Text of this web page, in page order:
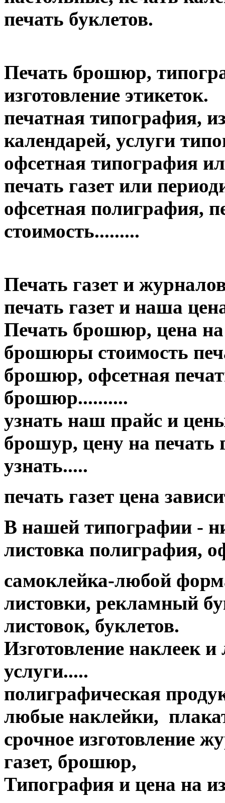
печать буклетов.
Печать брошюр,
изготовление этикеток.
печатная типография,
календарей, услуги
офсетная типография
печать газет или
офсетная полиграфия,
стоимость.........
Печать газет и
печать газет и наша
Печать брошюр, цена
брошюры стоимость
брошюр, офсетная
брошюр..........
узнать наш прайс и
брошур, цену на печать
узнать.....
печать газет цена
В нашей типографии -
листовка полиграфия,
самоклейка-любой
листовки, рекламный
листовок, буклетов.
Изготовление наклеек
услуги.....
полиграфическая
любые наклейки,
срочное изготовление
газет, брошюр,
Типография и цена на